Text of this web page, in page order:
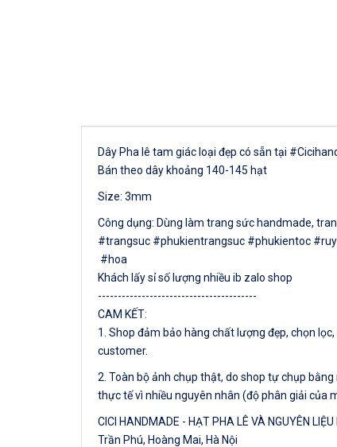
Dây Pha lê tam giác loại đẹp có sẵn tại
Bán theo dây khoảng 140-145 hạt
Size: 3mm
Công dụng: Dùng làm trang sức handmade,
#trangsuc #phukientrangsuc #phukientoc
#hoa
Khách lấy sỉ số lượng nhiều ib zalo shop
----------------------------------------
CAM KẾT:
1. Shop đảm bảo hàng chất lượng đẹp, chọn
customer.
2. Toàn bộ ảnh chụp thật, do shop tự chụp
thực tế vì nhiều nguyên nhân (độ phân giải của
CICI HANDMADE - HẠT PHA LÊ VÀ NGUYÊN
Trần Phú, Hoàng Mai, Hà Nội